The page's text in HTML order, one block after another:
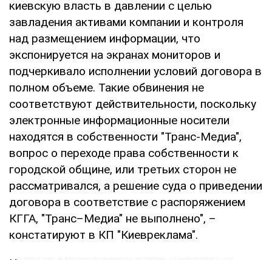
киевскую власть в давлении с целью
завладения активами компании и контроля
над размещением информации, что
экспонируется на экранах мониторов и
подчеркивало исполнении условий договора в
полном объеме. Такие обвинения не
соответствуют действительности, поскольку
электронные информационные носители
находятся в собственности "Транс-Медиа",
вопрос о переходе права собственности к
городской общине, или третьих сторон не
рассматривался, а решение суда о приведении
договора в соответствие с распоряжением
КГГА, "Транс–Медиа" не выполнено", –
констатируют в КП "Киевреклама".